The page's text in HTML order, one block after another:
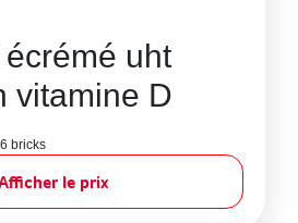
uht
vitamine D
bricks
le prix